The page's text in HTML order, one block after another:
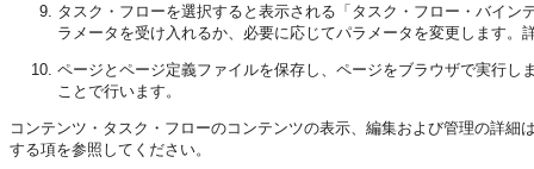
タスク・フローを選択すると表示される「タスク・フロー・バイン
ラメータを受け入れるか、必要に応じてパラメータを変更します。
ページとページ定義ファイルを保存し、ページをブラウザで実行
ことで行います。
コンテンツ・タスク・フローのコンテンツの表示、編集および管理の詳細
する項を参照してください。